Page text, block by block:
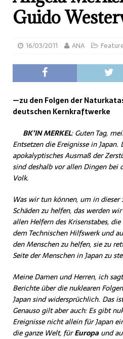
Guido
16/03/2011 ANA
—zu den Folgen der
deutschen Kernkraftwerke
BK’IN MERKEL: Guten Tag,
Entsetzen die Ereignisse in
apokalyptisches Ausmaß der
sind deshalb vor allen Dingen bei
Volk.
Was wir tun können, um in
Schäden zu helfen, das werden
allen Helfern des Krisenstabes,
dem Technischen Hilfswerk und
den Menschen zu helfen, sie zu
Seite der Menschen in Japan zu
Meine Damen und Herren, ich
Berichte über die nuklearen
Japan sind widersprüchlich. Das
Genauso gilt aber auch: Es gibt
Ereignisse nicht allein für Japan
die ganze Welt, fürEuropaund